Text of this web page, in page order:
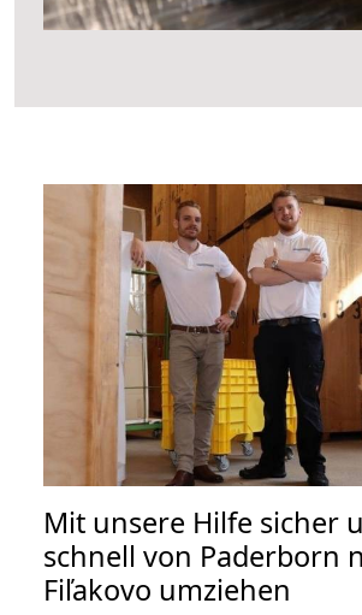
Mit unsere Hilfe sicher
schnell von Paderborn
Fiľakovo umziehen